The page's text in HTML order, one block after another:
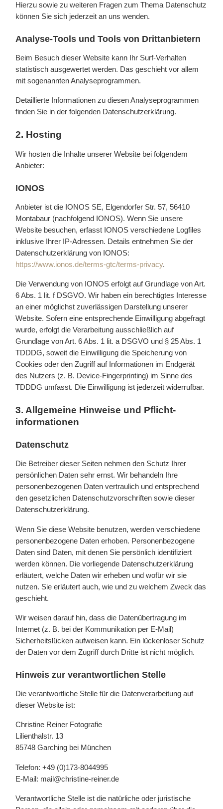
Hierzu sowie zu weiteren Fragen zum Thema Datenschutz
können Sie sich jederzeit an uns wenden.
Analyse-Tools und Tools von Dritt­anbietern
Beim Besuch dieser Website kann Ihr Surf-Verhalten
statistisch ausgewertet werden. Das geschieht vor allem
mit sogenannten Analyseprogrammen.
Detaillierte Informationen zu diesen Analyseprogrammen
finden Sie in der folgenden Datenschutzerklärung.
2. Hosting
Wir hosten die Inhalte unserer Website bei folgendem
Anbieter:
IONOS
Anbieter ist die IONOS SE, Elgendorfer Str. 57, 56410
Montabaur (nachfolgend IONOS). Wenn Sie unsere
Website besuchen, erfasst IONOS verschiedene Logfiles
inklusive Ihrer IP-Adressen. Details entnehmen Sie der
Datenschutzerklärung von IONOS:
https://www.ionos.de/terms-gtc/terms-privacy.
Die Verwendung von IONOS erfolgt auf Grundlage von Art.
6 Abs. 1 lit. f DSGVO. Wir haben ein berechtigtes Interesse
an einer möglichst zuverlässigen Darstellung unserer
Website. Sofern eine entsprechende Einwilligung abgefragt
wurde, erfolgt die Verarbeitung ausschließlich auf
Grundlage von Art. 6 Abs. 1 lit. a DSGVO und § 25 Abs. 1
TDDDG, soweit die Einwilligung die Speicherung von
Cookies oder den Zugriff auf Informationen im Endgerät
des Nutzers (z. B. Device-Fingerprinting) im Sinne des
TDDDG umfasst. Die Einwilligung ist jederzeit widerrufbar.
3. Allgemeine Hinweise und Pflicht­
informationen
Datenschutz
Die Betreiber dieser Seiten nehmen den Schutz Ihrer
persönlichen Daten sehr ernst. Wir behandeln Ihre
personenbezogenen Daten vertraulich und entsprechend
den gesetzlichen Datenschutzvorschriften sowie dieser
Datenschutzerklärung.
Wenn Sie diese Website benutzen, werden verschiedene
personenbezogene Daten erhoben. Personenbezogene
Daten sind Daten, mit denen Sie persönlich identifiziert
werden können. Die vorliegende Datenschutzerklärung
erläutert, welche Daten wir erheben und wofür wir sie
nutzen. Sie erläutert auch, wie und zu welchem Zweck das
geschieht.
Wir weisen darauf hin, dass die Datenübertragung im
Internet (z. B. bei der Kommunikation per E-Mail)
Sicherheitslücken aufweisen kann. Ein lückenloser Schutz
der Daten vor dem Zugriff durch Dritte ist nicht möglich.
Hinweis zur verantwortlichen Stelle
Die verantwortliche Stelle für die Datenverarbeitung auf
dieser Website ist:
Christine Reiner Fotografie
Lilienthalstr. 13
85748 Garching bei München
Telefon: +49 (0)173-8044995
E-Mail: mail@christine-reiner.de
Verantwortliche Stelle ist die natürliche oder juristische